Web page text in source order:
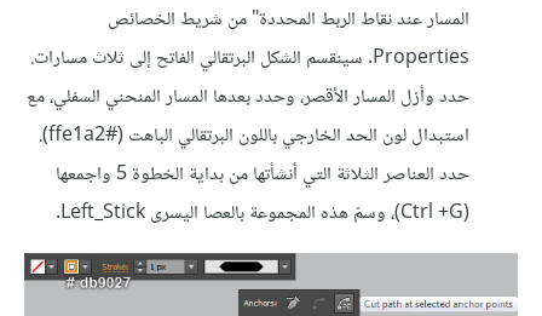
المسار عند نقاط الربط المحددة" من شريط الخصائص
Properties. سينقسم الشكل البرتقالي الفاتح إلى ثلاث مسارات.
حدد وأزل المسار الأقصر، وحدد بعدها المسار المنحني السفلي، مع
استبدال لون الحد الخارجي باللون البرتقالي الباهت (#ffe1a2).
حدد العناصر الثلاثة التي أنشأتها من بداية الخطوة 5 واجمعها
(Ctrl +G)، وسمّ هذه المجموعة بالعصا اليسرى Left_Stick.